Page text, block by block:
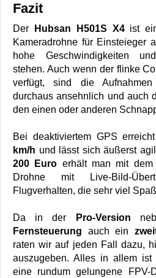
Fazit
Der Hubsan H501S X4ist
Kameradrohne für Einsteieger
hohe Geschwindigkeiten
stehen. Auch wenn der flinke
verfügt, sind die
durchaus ansehnlich und auch
den einen oder anderen
Bei deaktiviertem GPS
km/h und lässt sich äußerst
200 Euro erhält man mit
Drohne mit Live-Bild-
Flugverhalten, die sehr viel
Da in der Pro-Version
Fernsteuerung auch ein
raten wir auf jeden Fall dazu,
auszugeben. Alles in allem
eine rundum gelungene FPV-